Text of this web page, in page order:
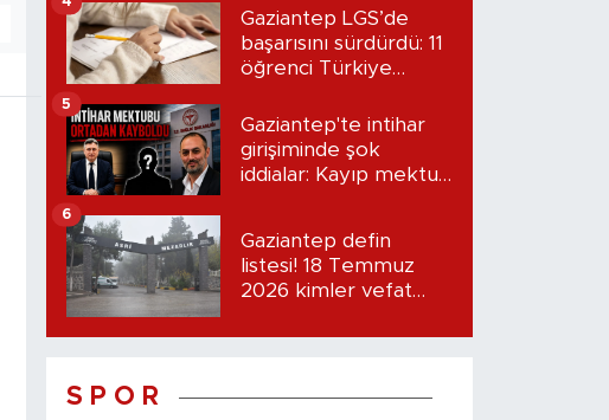
Gaziantep LGS’de
başarısını sürdürdü: 11
öğrenci Türkiye
Gaziantep'te intihar
girişiminde şok
iddialar: Kayıp mektup
5
Gaziantep defin
listesi! 18 Temmuz
2026 kimler vefat
6
S P O R